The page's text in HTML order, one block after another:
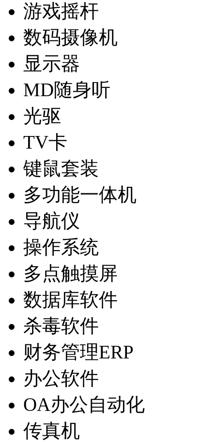
游戏摇杆
数码摄像机
显示器
MD随身听
光驱
TV卡
键鼠套装
多功能一体机
导航仪
操作系统
多点触摸屏
数据库软件
杀毒软件
财务管理ERP
办公软件
OA办公自动化
传真机